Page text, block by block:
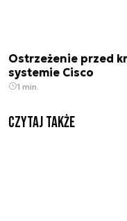
Ostrzeżenie przed
systemie Cisco
1 min.
Czytaj także